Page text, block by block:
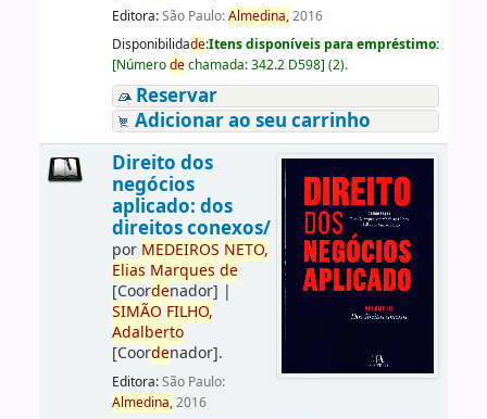
Editora:São Paulo:Almedina,2016
Disponibilidade:Itens disponíveis para empréstimo:
[Númerodechamada:342.2 D598] (2).
Reservar
Adicionar ao seu carrinho
Direito dos
negócios
aplicado: dos
direitos conexos/
por MEDEIROS NETO,
Elias Marques de
[Coordenador] |
SIMÃO FILHO,
Adalberto
[Coordenador].
Editora:São Paulo:
Almedina,2016